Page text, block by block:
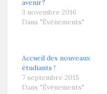
avenir?
3 novembre 2016
Dans "Évènements"
Accueil des nouveaux
étudiants !
7 septembre 2015
Dans "Évènements"